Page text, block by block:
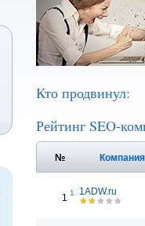
Кто продвинул:
Рейтинг SEO-
№ Компания
1 1 1ADW.ru